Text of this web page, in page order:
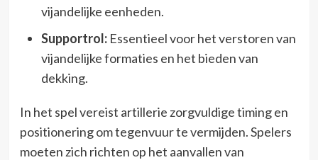
vijandelijke eenheden.
Supportrol:Essentieel voor het verstoren van
vijandelijke formaties en het bieden van
dekking.
In het spel vereist artillerie zorgvuldige timing en
positionering om tegenvuur te vermijden. Spelers
moeten zich richten op het aanvallen van